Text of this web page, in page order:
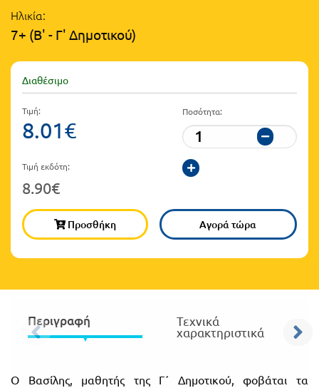
εκπαιδευτικού
Μαθητικοί
Διαγωνισμοί
Παζλ και
Παιχνίδια
Γ΄
Τάξη
Για
όλο
λύκειο
Ηλικία:
7+ (Β' - Γ' Δημοτικού)
Διαθέσιμο
Τιμή:
8.01€
Τιμή εκδότη:
8.90€
Ποσότητα:
Προσθήκη Αγορά τώρα
Περιγραφή Τεχνικά
χαρακτηριστικά
Ο Βασίλης, μαθητής της Γ΄ Δημοτικού, φοβάται τα